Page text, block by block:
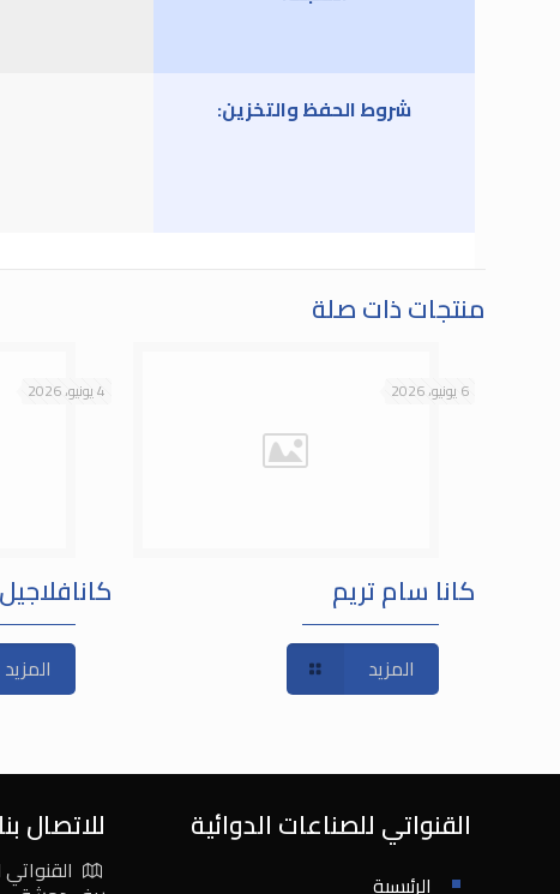
شروط الحفظ والتخزين:
منتجات ذات صلة
6 يونيو، 2026
كانا سام تريم
المزيد
4 يونيو، 2026
المزيد
القنواتي للصناعات الدوائية
الرئيسية
للاتصال بنا